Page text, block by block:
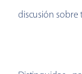
discusión sobre